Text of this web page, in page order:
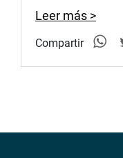
Leer más >
Compartir